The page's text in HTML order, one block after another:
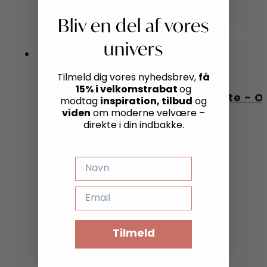
pris
var:
pris
er:
99,00 kr..
Ricki Parodi, Bambus Hårbørste -
Bliv en del af vores
univers
Tilmeld dig vores nyhedsbrev,få
15% i velkomstrabatog
modtaginspiration, tilbudog
videnom moderne velvære –
direkte i din indbakke.
NAVN
EMAIL
Tilmeld